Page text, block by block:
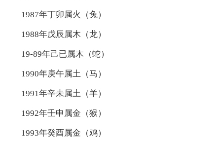
1987年丁卯属火（兔）
1988年戊辰属木（龙）
19-89年己已属木（蛇）
1990年庚午属土（马）
1991年辛未属土（羊）
1992年壬申属金（猴）
1993年癸酉属金（鸡）